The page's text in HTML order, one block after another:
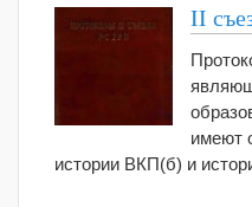
II
имеют
истории ВКП(б) и